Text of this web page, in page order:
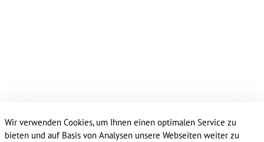
Wir verwenden Cookies, um Ihnen einen optimalen Service zu
bieten und auf Basis von Analysen unsere Webseiten weiter zu